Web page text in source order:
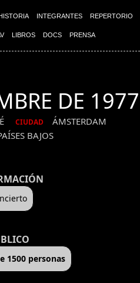
INTEGRANTES REPERTORIO
LIBROS DOCS PRENSA
DE 1977
CIUDAD ÁMSTERDAM
BAJOS
1500 personas